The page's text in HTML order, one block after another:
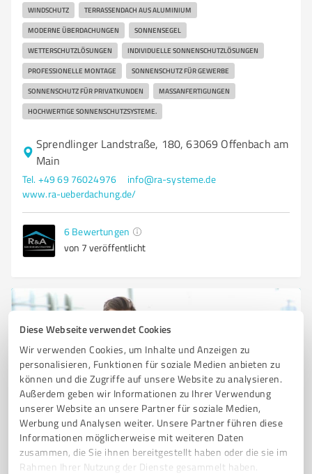
Diese Webseite verwendet Cookies
Wir verwenden Cookies, um Inhalte und Anzeigen zu
personalisieren, Funktionen für soziale Medien anbieten zu
können und die Zugriffe auf unsere Website zu analysieren.
Außerdem geben wir Informationen zu Ihrer Verwendung
unserer Website an unsere Partner für soziale Medien,
Werbung und Analysen weiter. Unsere Partner führen diese
Informationen möglicherweise mit weiteren Daten
zusammen, die Sie ihnen bereitgestellt haben oder die sie im
Rahmen Ihrer Nutzung der Dienste gesammelt haben.
WINDSCHUTZ TERRASSENDACH AUS ALUMINIUM
MODERNE ÜBERDACHUNGEN SONNENSEGEL
WETTERSCHUTZLÖSUNGEN INDIVIDUELLE SONNENSCHUTZLÖSUNGEN
PROFESSIONELLE MONTAGE SONNENSCHUTZ FÜR GEWERBE
SONNENSCHUTZ FÜR PRIVATKUNDEN MASSANFERTIGUNGEN
HOCHWERTIGE SONNENSCHUTZSYSTEME.
Sprendlinger Landstraße, 180, 63069 Offenbach am
Main
Tel. +49 69 76024976
info@ra-systeme.de
www.ra-ueberdachung.de/
6 Bewertungen
von 7 veröffentlicht
Sie möchten auch hier gelistet werden?
Registrieren Sie sich jetzt und werden Sie ein von
Kunden empfohlener ProvenExpert!